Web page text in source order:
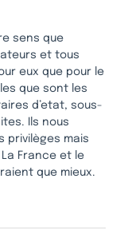
sens que
et tous
eux que pour le
que sont les
d’etat, sous-
Ils nous
privilèges mais
France et le
que mieux.